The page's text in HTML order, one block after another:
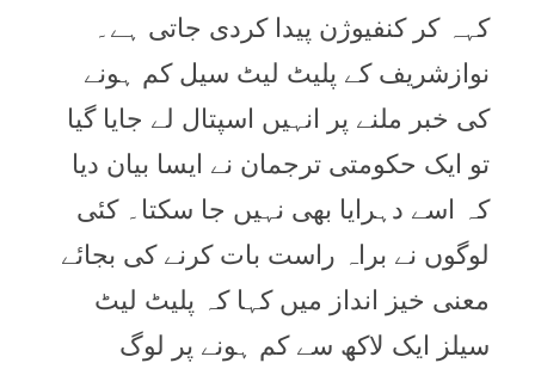
کہہ کر کنفیوژن پیدا کردی جاتی ہے۔
نوازشریف کے پلیٹ لیٹ سیل کم ہونے
کی خبر ملنے پر انہیں اسپتال لے جایا گیا
تو ایک حکومتی ترجمان نے ایسا بیان دیا
کہ اسے دہرایا بھی نہیں جا سکتا۔ کئی
لوگوں نے براہ راست بات کرنے کی بجائے
معنی خیز انداز میں کہا کہ پلیٹ لیٹ
سیلز ایک لاکھ سے کم ہونے پر لوگ